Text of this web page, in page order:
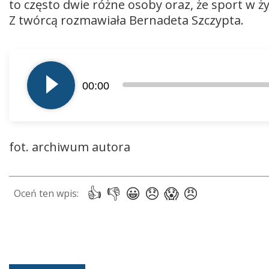
to często dwie różne osoby oraz, że sport w
Z twórcą rozmawiała Bernadeta Szczypta.
plików
dźwiękowych
00:00
fot. archiwum autora